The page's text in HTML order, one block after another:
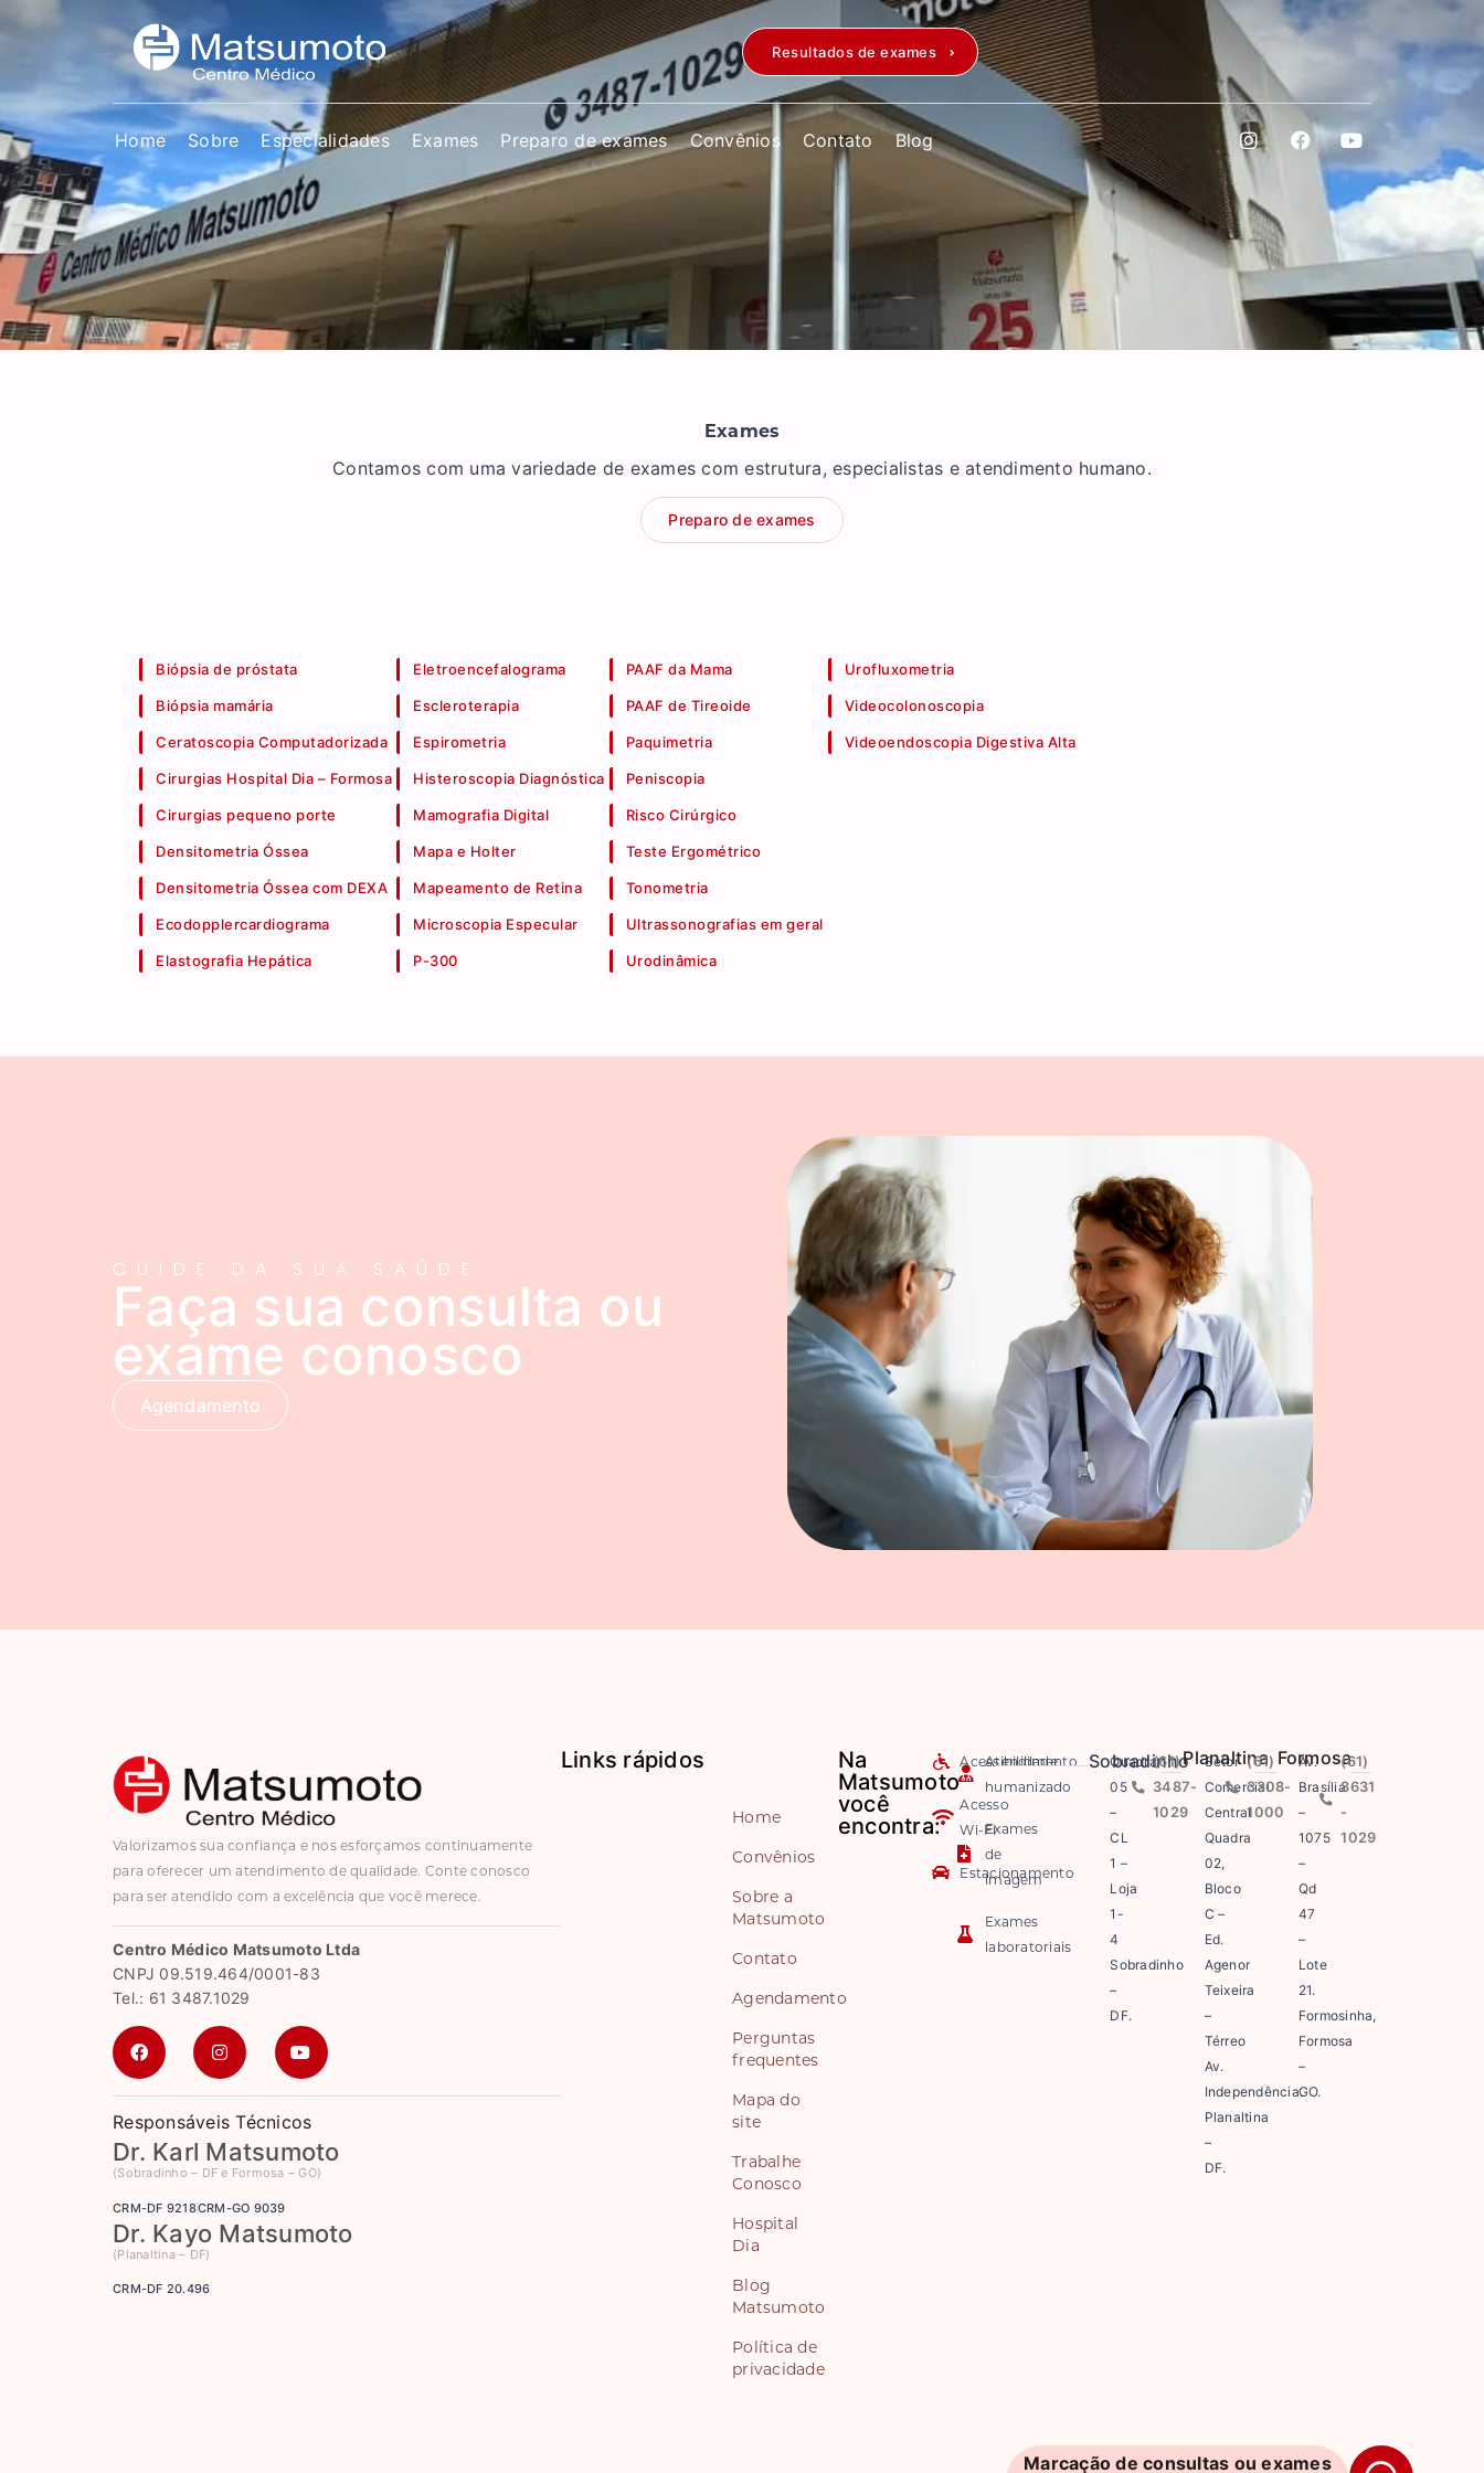
Resultados de exames
Home Sobre Especialidades Exames Preparo de exames Convênios Contato Blog
Exames
Contamos com uma variedade de exames com estrutura, especialistas e atendimento humano.
Preparo de exames
Biópsia de próstata
Biópsia mamária
Ceratoscopia Computadorizada
Cirurgias Hospital Dia – Formosa
Cirurgias pequeno porte
Densitometria Óssea
Densitometria Óssea com DEXA
Ecodopplercardiograma
Elastografia Hepática
Eletroencefalograma
Escleroterapia
Espirometria
Histeroscopia Diagnóstica
Mamografia Digital
Mapa e Holter
Mapeamento de Retina
Microscopia Especular
P-300
PAAF da Mama
PAAF de Tireoide
Paquimetria
Peniscopia
Risco Cirúrgico
Teste Ergométrico
Tonometria
Ultrassonografias em geral
Urodinâmica
Urofluxometria
Videocolonoscopia
Videoendoscopia Digestiva Alta
CUIDE DA SUA SAÚDE
Faça sua consulta ou
exame conosco
Agendamento
Valorizamos sua confiança e nos esforçamos continuamente
para oferecer um atendimento de qualidade. Conte conosco
para ser atendido com a excelência que você merece.
Centro Médico Matsumoto Ltda
CNPJ 09.519.464/0001-83
Tel.: 61 3487.1029
Responsáveis Técnicos
Dr. Karl Matsumoto
(Sobradinho – DF e Formosa – GO)
CRM-DF 9218CRM-GO 9039
Dr. Kayo Matsumoto
(Planaltina – DF)
CRM-DF 20.496
Links rápidos
Home
Convênios
Sobre a
Matsumoto
Contato
Agendamento
Perguntas
frequentes
Mapa do
site
Trabalhe
Conosco
Hospital
Dia
Blog
Matsumoto
Política de
privacidade
Na
Matsumoto
você
encontra:
Acessibilidade
Acesso
Wi-Fi
Estacionamento
Atendimento
humanizado
Exames
de
imagem
Exames
laboratoriais
Sobradinho
Quadra
05
–
CL
1 –
Loja
1-
4
Sobradinho
–
DF.
(61)
3487-
1029
Planaltina
Setor
Comercial
Central
Quadra
02,
Bloco
C –
Ed.
Agenor
Teixeira
–
Térreo
Av.
Independência.
Planaltina
–
DF.
(61)
3308-
1000
Formosa
Av.
Brasília
–
1075
–
Qd
47
–
Lote
21.
Formosinha,
Formosa
–
GO.
(61)
3631
-
1029
Marcação de consultas ou exames